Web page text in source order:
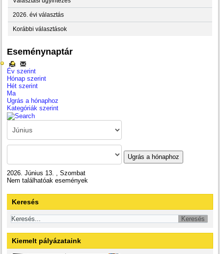
2026. évi választás
Korábbi választások
Eseménynaptár
Év szerint
Hónap szerint
Hét szerint
Ma
Ugrás a hónaphoz
Kategóriák szerint
Ugrás a hónaphoz
2026. Június 13. , Szombat
Nem találhatóak események
Keresés
Kiemelt pályázataink